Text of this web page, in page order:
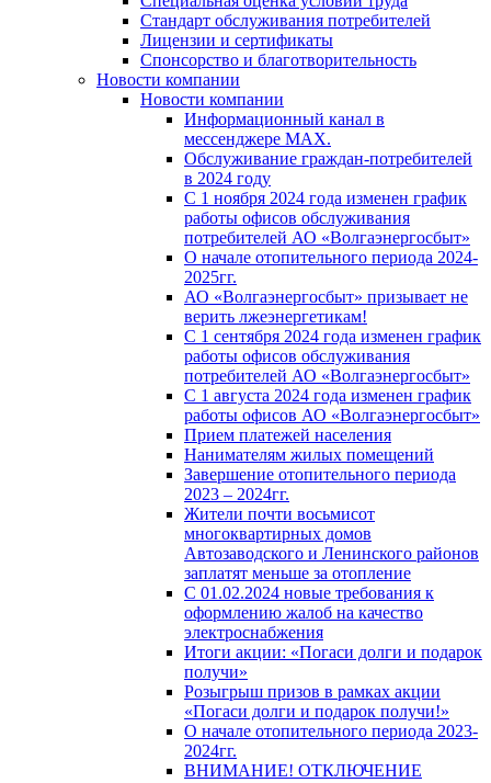
Стандарт обслуживания потребителей
Лицензии и сертификаты
Спонсорство и благотворительность
Новости компании
Новости компании
Информационный канал в
мессенджере MAX.
Обслуживание граждан-потребителей
в 2024 году
С 1 ноября 2024 года изменен график
работы офисов обслуживания
потребителей АО «Волгаэнергосбыт»
О начале отопительного периода 2024-
2025гг.
АО «Волгаэнергосбыт» призывает не
верить лжеэнергетикам!
С 1 сентября 2024 года изменен график
работы офисов обслуживания
потребителей АО «Волгаэнергосбыт»
С 1 августа 2024 года изменен график
работы офисов АО «Волгаэнергосбыт»
Прием платежей населения
Нанимателям жилых помещений
Завершение отопительного периода
2023 – 2024гг.
Жители почти восьмисот
многоквартирных домов
Автозаводского и Ленинского районов
заплатят меньше за отопление
С 01.02.2024 новые требования к
оформлению жалоб на качество
электроснабжения
Итоги акции: «Погаси долги и подарок
получи»
Розыгрыш призов в рамках акции
«Погаси долги и подарок получи!»
О начале отопительного периода 2023-
2024гг.
ВНИМАНИЕ! ОТКЛЮЧЕНИЕ